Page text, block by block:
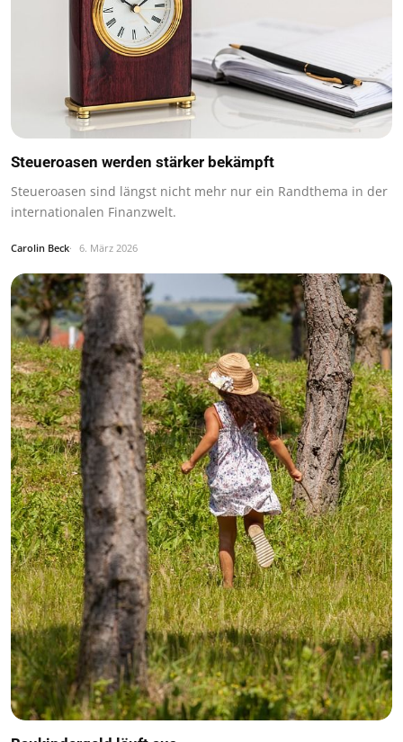
Steueroasen werden stärker bekämpft
Steueroasen sind längst nicht mehr nur ein Randthema in der
internationalen Finanzwelt.
Carolin Beck 6. März 2026